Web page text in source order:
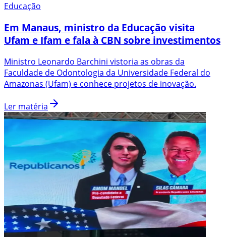
Educação
Em Manaus, ministro da Educação visita
Ufam e Ifam e fala à CBN sobre investimentos
Ministro Leonardo Barchini vistoria as obras da
Faculdade de Odontologia da Universidade Federal do
Amazonas (Ufam) e conhece projetos de inovação.
Ler matéria